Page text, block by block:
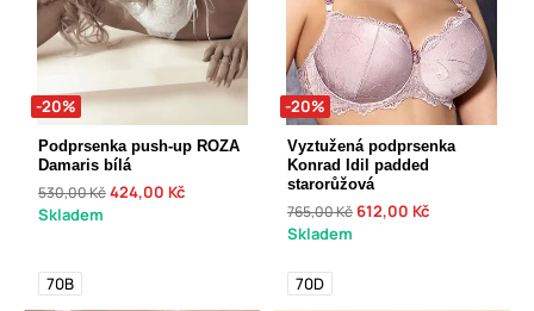
-20%
Podprsenka push-up ROZA
Damaris bílá
530,00 Kč424,00 Kč
Skladem
70B
-20%
Vyztužená podprsenka
Konrad Idil padded
starorůžová
765,00 Kč 612,00 Kč
Skladem
70D